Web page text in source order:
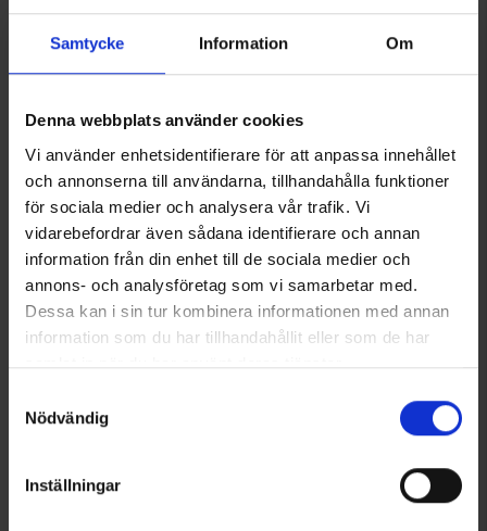
Samtycke Information Om
Denna webbplats använder cookies
Vi använder enhetsidentifierare för att anpassa innehållet
och annonserna till användarna, tillhandahålla funktioner
för sociala medier och analysera vår trafik. Vi
vidarebefordrar även sådana identifierare och annan
information från din enhet till de sociala medier och
annons- och analysföretag som vi samarbetar med.
Dessa kan i sin tur kombinera informationen med annan
information som du har tillhandahållit eller som de har
samlat in när du har använt deras tjänster.
Nödvändig
Inställningar